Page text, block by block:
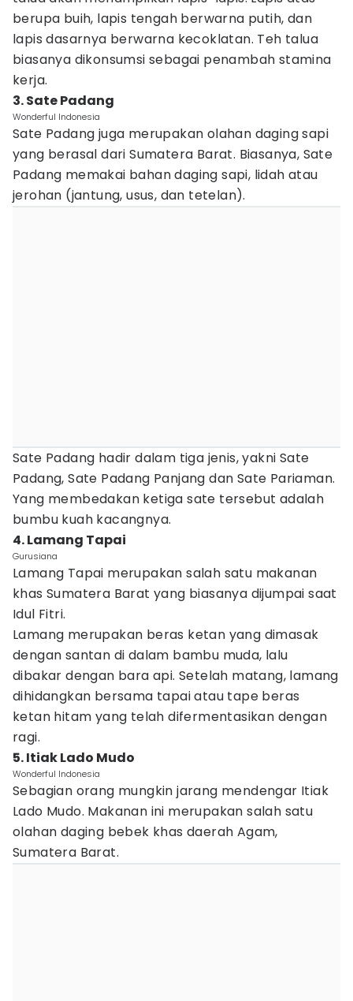
berupa buih, lapis tengah berwarna putih, dan
lapis dasarnya berwarna kecoklatan. Teh talua
biasanya dikonsumsi sebagai penambah stamina
kerja.
3. Sate Padang
Wonderful Indonesia
Sate Padang juga merupakan olahan daging sapi
yang berasal dari Sumatera Barat. Biasanya, Sate
Padang memakai bahan daging sapi, lidah atau
jerohan (jantung, usus, dan tetelan).
Sate Padang hadir dalam tiga jenis, yakni Sate
Padang, Sate Padang Panjang dan Sate Pariaman.
Yang membedakan ketiga sate tersebut adalah
bumbu kuah kacangnya.
4. Lamang Tapai
Gurusiana
Lamang Tapai merupakan salah satu makanan
khas Sumatera Barat yang biasanya dijumpai saat
Idul Fitri.
Lamang merupakan beras ketan yang dimasak
dengan santan di dalam bambu muda, lalu
dibakar dengan bara api. Setelah matang, lamang
dihidangkan bersama tapai atau tape beras
ketan hitam yang telah difermentasikan dengan
ragi.
5. Itiak Lado Mudo
Wonderful Indonesia
Sebagian orang mungkin jarang mendengar Itiak
Lado Mudo. Makanan ini merupakan salah satu
olahan daging bebek khas daerah Agam,
Sumatera Barat.